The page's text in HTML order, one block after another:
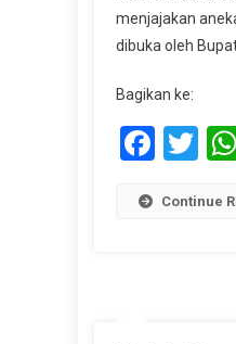
menjajakan
dibuka oleh
Bagikan ke:
Continue